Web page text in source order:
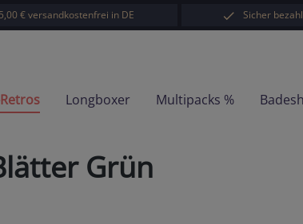
€ versandkostenfrei in DE Sicher
Longboxer Multipacks %
Grün